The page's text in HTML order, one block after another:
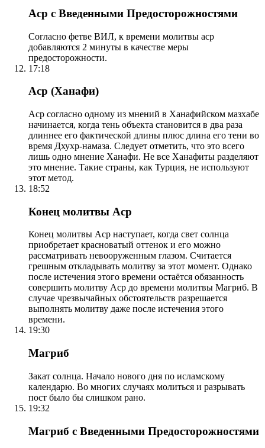
Аср с Введенными Предосторожностями
Согласно фетве ВИЛ, к времени молитвы аср
добавляются 2 минуты в качестве меры
предосторожности.
17:18
Аср (Ханафи)
Аср согласно одному из мнений в Ханафийском мазхабе
начинается, когда тень объекта становится в два раза
длиннее его фактической длины плюс длина его тени во
время Дхухр-намаза. Следует отметить, что это всего
лишь одно мнение Ханафи. Не все Ханафиты разделяют
это мнение. Такие страны, как Турция, не используют
этот метод.
18:52
Конец молитвы Аср
Конец молитвы Аср наступает, когда свет солнца
приобретает красноватый оттенок и его можно
рассматривать невооруженным глазом. Считается
грешным откладывать молитву за этот момент. Однако
после истечения этого времени остаётся обязанность
совершить молитву Аср до времени молитвы Магриб. В
случае чрезвычайных обстоятельств разрешается
выполнять молитву даже после истечения этого
времени.
19:30
Магриб
Закат солнца. Начало нового дня по исламскому
календарю. Во многих случаях молиться и разрывать
пост было бы слишком рано.
19:32
Магриб с Введенными Предосторожностями